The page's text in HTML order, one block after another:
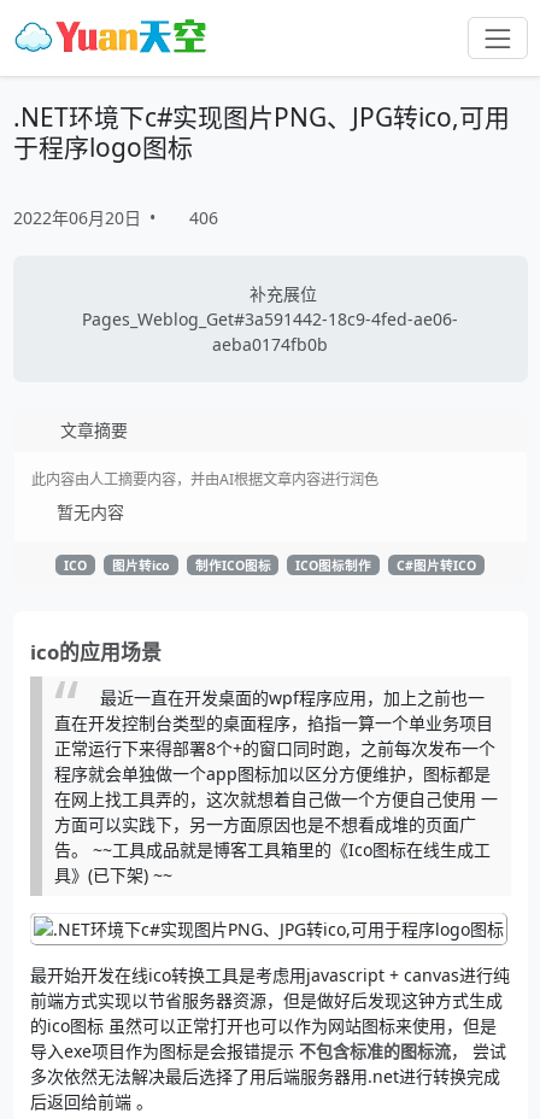
.NET环境下c#实现图片PNG、JPG转ico,可用
于程序logo图标
2022年06月20日 • 406
补充展位
Pages_Weblog_Get#3a591442-18c9-4fed-ae06-
aeba0174fb0b
文章摘要
此内容由人工摘要内容，并由AI根据文章内容进行润色
暂无内容
ICO 图片转ico 制作ICO图标 ICO图标制作 C#图片转ICO
ico的应用场景
最近一直在开发桌面的wpf程序应用，加上之前也一
直在开发控制台类型的桌面程序，掐指一算一个单业务项目
正常运行下来得部署8个+的窗口同时跑，之前每次发布一个
程序就会单独做一个app图标加以区分方便维护，图标都是
在网上找工具弄的，这次就想着自己做一个方便自己使用 一
方面可以实践下，另一方面原因也是不想看成堆的页面广
告。 ~~工具成品就是博客工具箱里的《Ico图标在线生成工
具》(已下架) ~~
最开始开发在线ico转换工具是考虑用javascript + canvas进行纯
前端方式实现以节省服务器资源，但是做好后发现这钟方式生成
的ico图标 虽然可以正常打开也可以作为网站图标来使用，但是
导入exe项目作为图标是会报错提示 不包含标准的图标流， 尝试
多次依然无法解决最后选择了用后端服务器用.net进行转换完成
后返回给前端 。